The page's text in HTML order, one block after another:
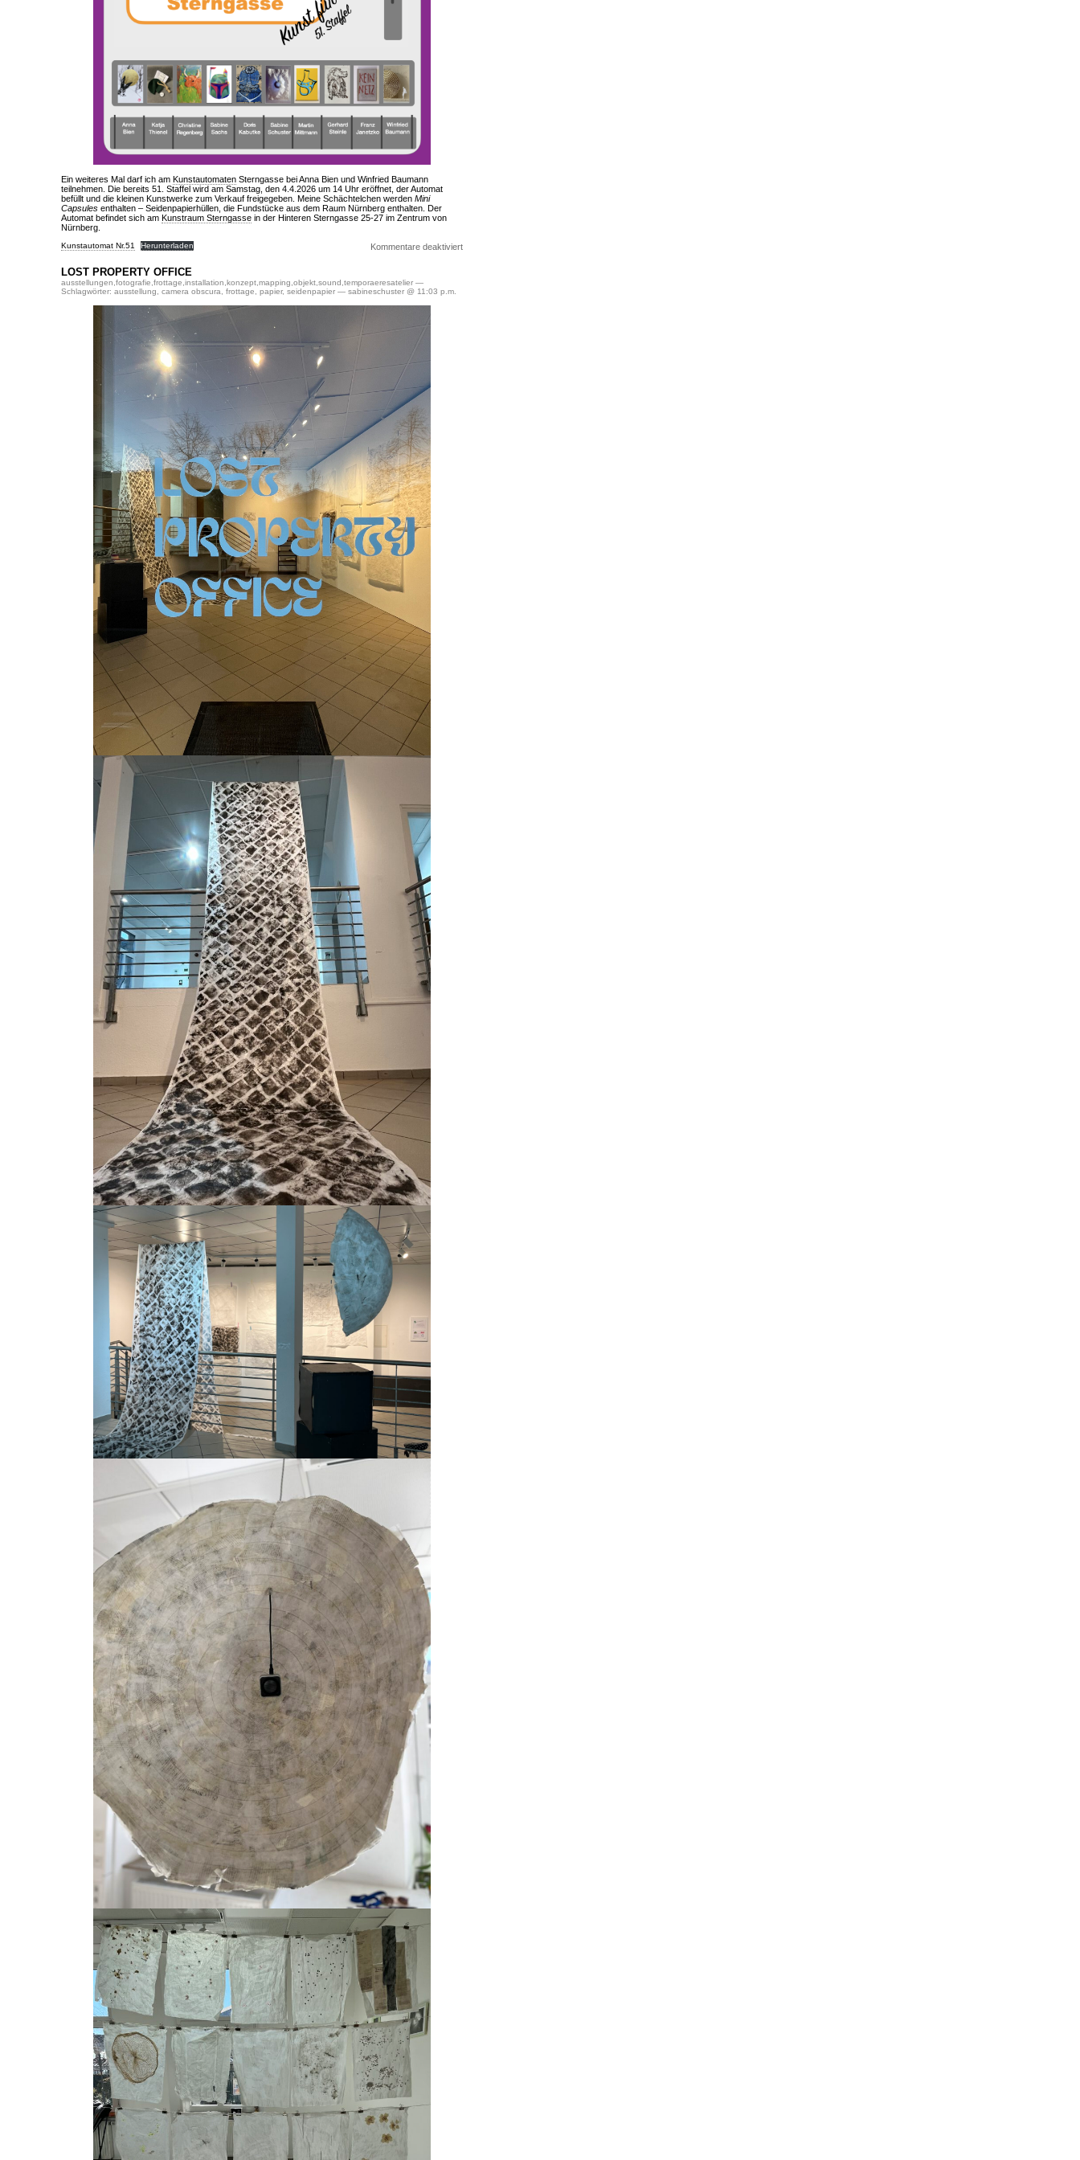
Ein weiteres Mal darf ich am Kunstautomaten Sterngasse bei Anna Bien und Winfried Baumann
teilnehmen. Die bereits 51. Staffel wird am Samstag, den 4.4.2026 um 14 Uhr eröffnet, der Automat
befüllt und die kleinen Kunstwerke zum Verkauf freigegeben. Meine Schächtelchen werden Mini
Capsules enthalten – Seidenpapierhüllen, die Fundstücke aus dem Raum Nürnberg enthalten. Der
Automat befindet sich am Kunstraum Sterngasse in der Hinteren Sterngasse 25-27 im Zentrum von
Nürnberg.
Kunstautomat Nr.51 Herunterladen Kommentare deaktiviertfür
LOST PROPERTY OFFICE
ausstellungen,fotografie,frottage,installation,konzept,mapping,objekt,sound,temporaeresatelier —
Schlagwörter: ausstellung, camera obscura, frottage, papier, seidenpapier — sabineschuster @ 11:03 p.m.